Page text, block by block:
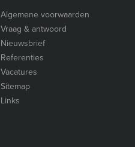
Algemene voorwaarden
Vraag & antwoord
Nieuwsbrief
Referenties
Vacatures
Sitemap
Links